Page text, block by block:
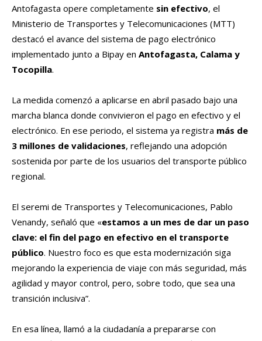
Antofagasta opere completamente sin efectivo, el
Ministerio de Transportes y Telecomunicaciones (MTT)
destacó el avance del sistema de pago electrónico
implementado junto a Bipay en Antofagasta, Calama y
Tocopilla.
La medida comenzó a aplicarse en abril pasado bajo una
marcha blanca donde convivieron el pago en efectivo y el
electrónico. En ese periodo, el sistema ya registra más de
3 millones de validaciones, reflejando una adopción
sostenida por parte de los usuarios del transporte público
regional.
El seremi de Transportes y Telecomunicaciones, Pablo
Venandy, señaló que «estamos a un mes de dar un paso
clave: el fin del pago en efectivo en el transporte
público. Nuestro foco es que esta modernización siga
mejorando la experiencia de viaje con más seguridad, más
agilidad y mayor control, pero, sobre todo, que sea una
transición inclusiva”.
En esa línea, llamó a la ciudadanía a prepararse con